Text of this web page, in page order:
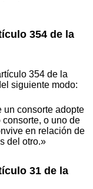
354 de la
354 de la
siguiente modo:
un consorte adopte
o uno de
en relación de
del otro.»
31 de la